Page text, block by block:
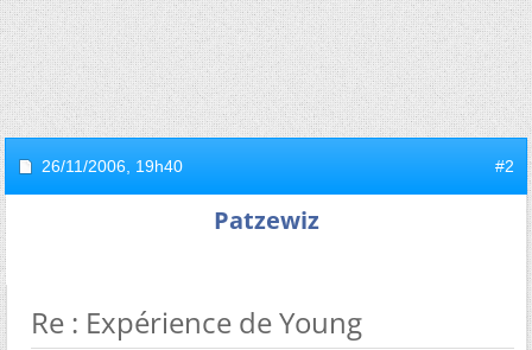
26/11/2006, 19h40 #2
Patzewiz
Re : Expérience de Young